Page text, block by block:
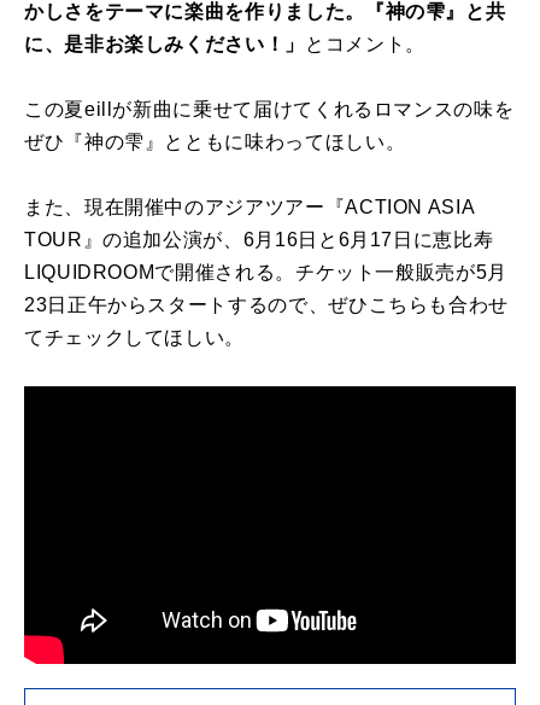
かしさをテーマに楽曲を作りました。『神の雫』と共
に、是非お楽しみください！」
とコメント。
この夏eillが新曲に乗せて届けてくれるロマンスの味を
ぜひ『神の雫』とともに味わってほしい。
また、現在開催中のアジアツアー『ACTION ASIA
TOUR』の追加公演が、6月16日と6月17日に恵比寿
LIQUIDROOMで開催される。チケット一般販売が5月
23日正午からスタートするので、ぜひこちらも合わせ
てチェックしてほしい。